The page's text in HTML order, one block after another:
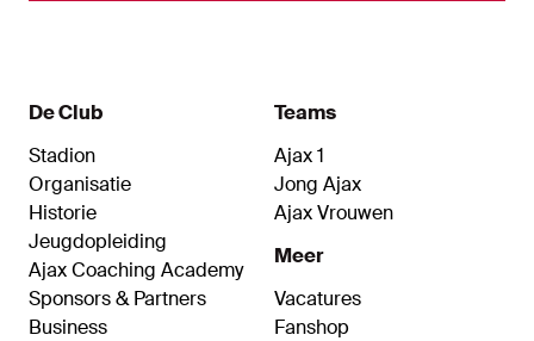
De Club
Stadion
Organisatie
Historie
Jeugdopleiding
Ajax Coaching Academy
Sponsors & Partners
Business
Teams
Ajax 1
Jong Ajax
Ajax Vrouwen
Meer
Vacatures
Fanshop